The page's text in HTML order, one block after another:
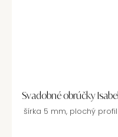
Svadobné obrúčky Isabel
šírka 5 mm, plochý profil